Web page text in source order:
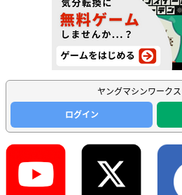
ヤングマシンワーク
ログイン